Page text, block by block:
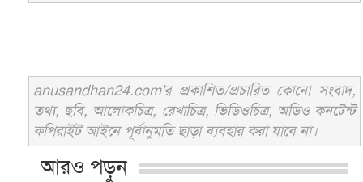
anusandhan24.com'র প্রকাশিত/প্রচারিত কোনো সংবাদ,
তথ্য, ছবি, আলোকচিত্র, রেখাচিত্র, ভিডিওচিত্র, অডিও কনটেন্ট
কপিরাইট আইনে পূর্বানুমতি ছাড়া ব্যবহার করা যাবে না।
আরও পড়ুন